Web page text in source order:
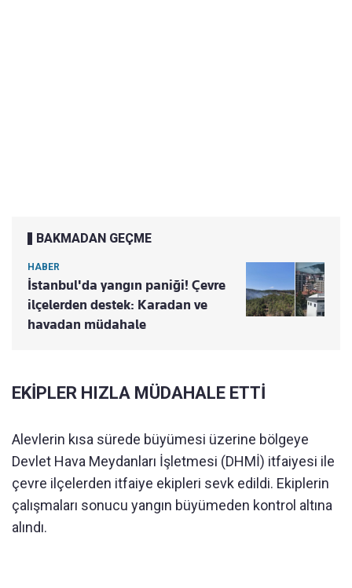
BAKMADAN GEÇME
HABER
İstanbul'da yangın paniği! Çevre
ilçelerden destek: Karadan ve
havadan müdahale
EKİPLER HIZLA MÜDAHALE ETTİ
Alevlerin kısa sürede büyümesi üzerine bölgeye
Devlet Hava Meydanları İşletmesi (DHMİ) itfaiyesi ile
çevre ilçelerden itfaiye ekipleri sevk edildi. Ekiplerin
çalışmaları sonucu yangın büyümeden kontrol altına
alındı.